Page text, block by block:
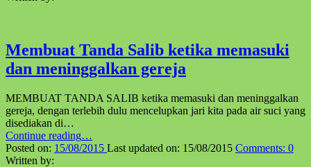
Membuat Tanda Salib ketika memasuki
dan meninggalkan gereja
MEMBUAT TANDA SALIB ketika memasuki dan meninggalkan
gereja, dengan terlebih dulu mencelupkan jari kita pada air suci yang
disediakan di…
Continue reading“Membuat
Tanda
…
Posted on: 15/08/2015 Last updated on: 15/08/2015 Comments: 0
Written by: